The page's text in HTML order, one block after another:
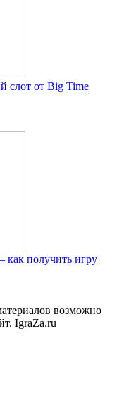
слот от Big Time
как получить игру
возможно
IgraZa.ru